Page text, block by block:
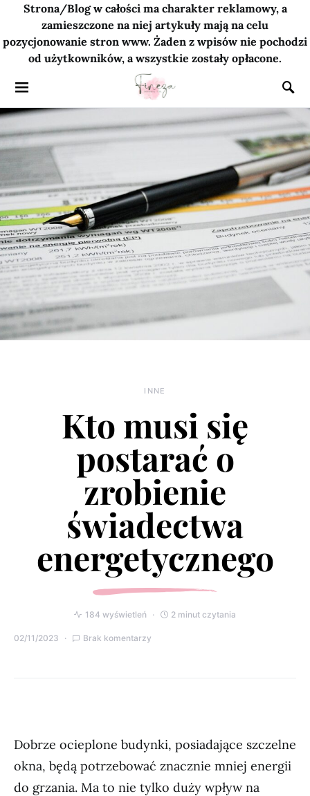
Strona/Blog w całości ma charakter reklamowy, a
zamieszczone na niej artykuły mają na celu
pozycjonowanie stron www. Żaden z wpisów nie pochodzi
od użytkowników, a wszystkie zostały opłacone.
INNE
Kto musi się
postarać o
zrobienie
świadectwa
energetycznego
184 wyświetleń 2 minut czytania
02/11/2023 Brak komentarzy
Dobrze ocieplone budynki, posiadające szczelne
okna, będą potrzebować znacznie mniej energii
do grzania. Ma to nie tylko duży wpływ na